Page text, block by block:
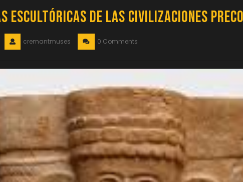
Escultóricas de las Civilizaciones
cremantmuses 0 Comments